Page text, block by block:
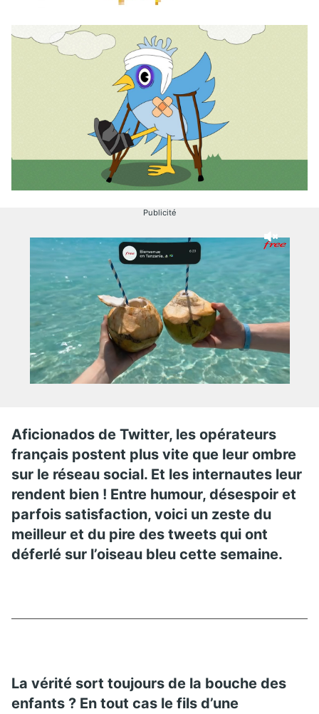
Publicité
Aficionados de Twitter, les opérateurs
français postent plus vite que leur ombre
sur le réseau social. Et les internautes leur
rendent bien ! Entre humour, désespoir et
parfois satisfaction, voici un zeste du
meilleur et du pire des tweets qui ont
déferlé sur l’oiseau bleu cette semaine.
La vérité sort toujours de la bouche des
enfants ? En tout cas le fils d’une